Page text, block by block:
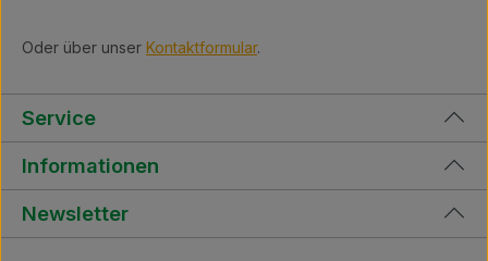
Oder über unser Kontaktformular.
Service
Informationen
Newsletter